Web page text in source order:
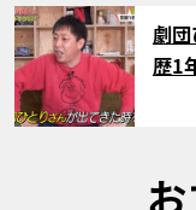
サムネ
劇
歴1